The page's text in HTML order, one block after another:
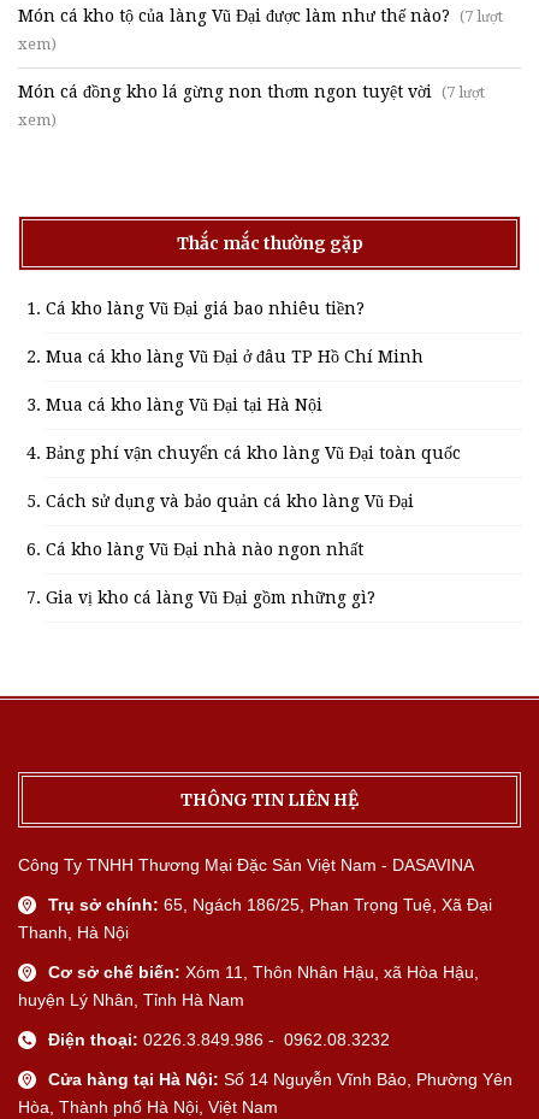
Món cá kho tộ của làng Vũ Đại được làm như thế nào? (7 lượt
xem)
Món cá đồng kho lá gừng non thơm ngon tuyệt vời (7 lượt
xem)
Thắc mắc thường gặp
Cá kho làng Vũ Đại giá bao nhiêu tiền?
Mua cá kho làng Vũ Đại ở đâu TP Hồ Chí Minh
Mua cá kho làng Vũ Đại tại Hà Nội
Bảng phí vận chuyển cá kho làng Vũ Đại toàn quốc
Cách sử dụng và bảo quản cá kho làng Vũ Đại
Cá kho làng Vũ Đại nhà nào ngon nhất
Gia vị kho cá làng Vũ Đại gồm những gì?
THÔNG TIN LIÊN HỆ
Công Ty TNHH Thương Mại Đặc Sản Việt Nam - DASAVINA
Trụ sở chính: 65, Ngách 186/25, Phan Trọng Tuệ, Xã Đại
Thanh, Hà Nội
Cơ sở chế biến: Xóm 11, Thôn Nhân Hậu, xã Hòa Hậu,
huyện Lý Nhân, Tỉnh Hà Nam
Điện thoại: 0226.3.849.986 - 0962.08.3232
Cửa hàng tại Hà Nội: Số 14 Nguyễn Vĩnh Bảo, Phường Yên
Hòa, Thành phố Hà Nội, Việt Nam